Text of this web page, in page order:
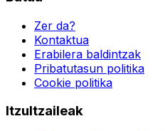
Zer da?
Kontaktua
Erabilera baldintzak
Pribatutasun politika
Cookie politika
Itzultzaileak